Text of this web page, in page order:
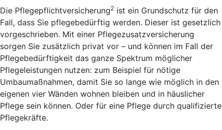
Die Pflegepflichtversicherung2 ist ein Grundschutz für den
Fall, dass Sie pflegebedürftig werden. Dieser ist gesetzlich
vorgeschrieben. Mit einer Pflegezusatzversicherung
sorgen Sie zusätzlich privat vor – und können im Fall der
Pflegebedürftigkeit das ganze Spektrum möglicher
Pflegeleistungen nutzen: zum Beispiel für nötige
Umbaumaßnahmen, damit Sie so lange wie möglich in den
eigenen vier Wänden wohnen bleiben und in häuslicher
Pflege sein können. Oder für eine Pflege durch qualifizierte
Pflegekräfte.